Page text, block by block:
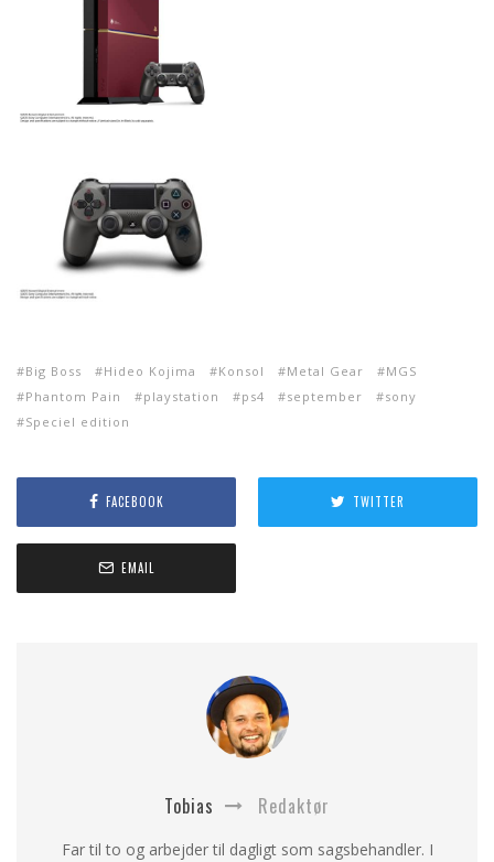
Big Boss Hideo Kojima Konsol Metal Gear
MGS
Phantom Pain
playstation ps4 september
sony
Speciel edition
FACEBOOK TWITTER
EMAIL
Tobias Redaktør
Far til to og arbejder til dagligt som sagsbehandler. I